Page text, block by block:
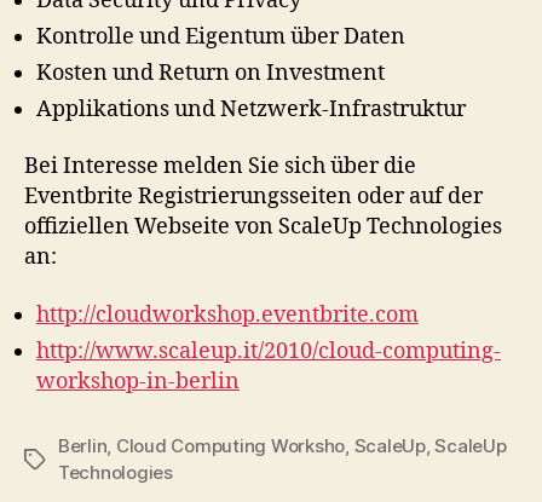
Kontrolle und Eigentum über Daten
Kosten und Return on Investment
Applikations und Netzwerk-Infrastruktur
Bei Interesse melden Sie sich über die
Eventbrite Registrierungsseiten oder auf der
offiziellen Webseite von ScaleUp Technologies
an:
http://cloudworkshop.eventbrite.com
http://www.scaleup.it/2010/cloud-computing-
workshop-in-berlin
Tags
Berlin Cloud Computing Worksho ScaleUp,ScaleUp
Technologies